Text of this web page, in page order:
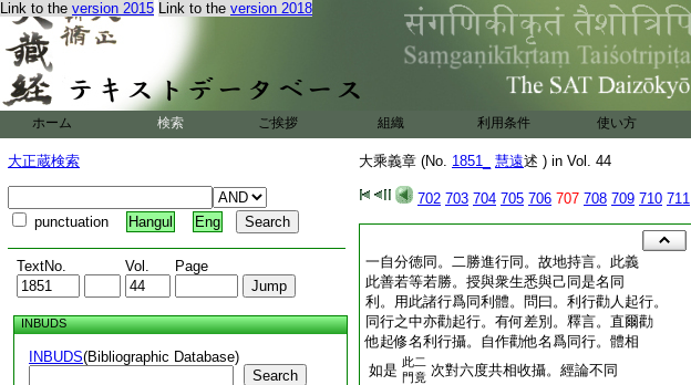
Link to the version 2015 Link to the version 2018
ホーム 検索 ご挨拶 組織 利用条件 使い方
大正蔵検索
punctuation Hangul Eng
TextNo. Vol. Page
INBUDS
INBUDS(Bibliographic Database)
Search
大乘義章 (No. 1851_ 慧遠述 ) in Vol. 44
702 703 704 705 706 707 708 709 710 711
一自分徳同。二勝進行同。故地持言。此義
此善若等若勝。授與衆生悉與己同是名同
利。用此諸行爲同利體。問曰。利行勸人起行。
同行之中亦勸起行。有何差別。釋言。直爾勸
他起修名利行攝。自作勸他名爲同行。體相
如是 此二
門竟 次對六度共相收攝。經論不同